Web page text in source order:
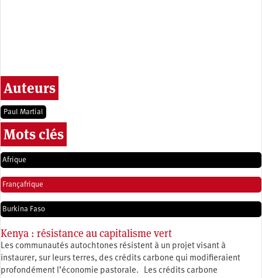
Auteurs
Paul Martial
Mots clés
Afrique
Françafrique
Burkina Faso
Kenya : résistance au capitalisme vert
Les communautés autochtones résistent à un projet visant à
instaurer, sur leurs terres, des crédits carbone qui modifieraient
profondément l’économie pastorale. Les crédits carbone